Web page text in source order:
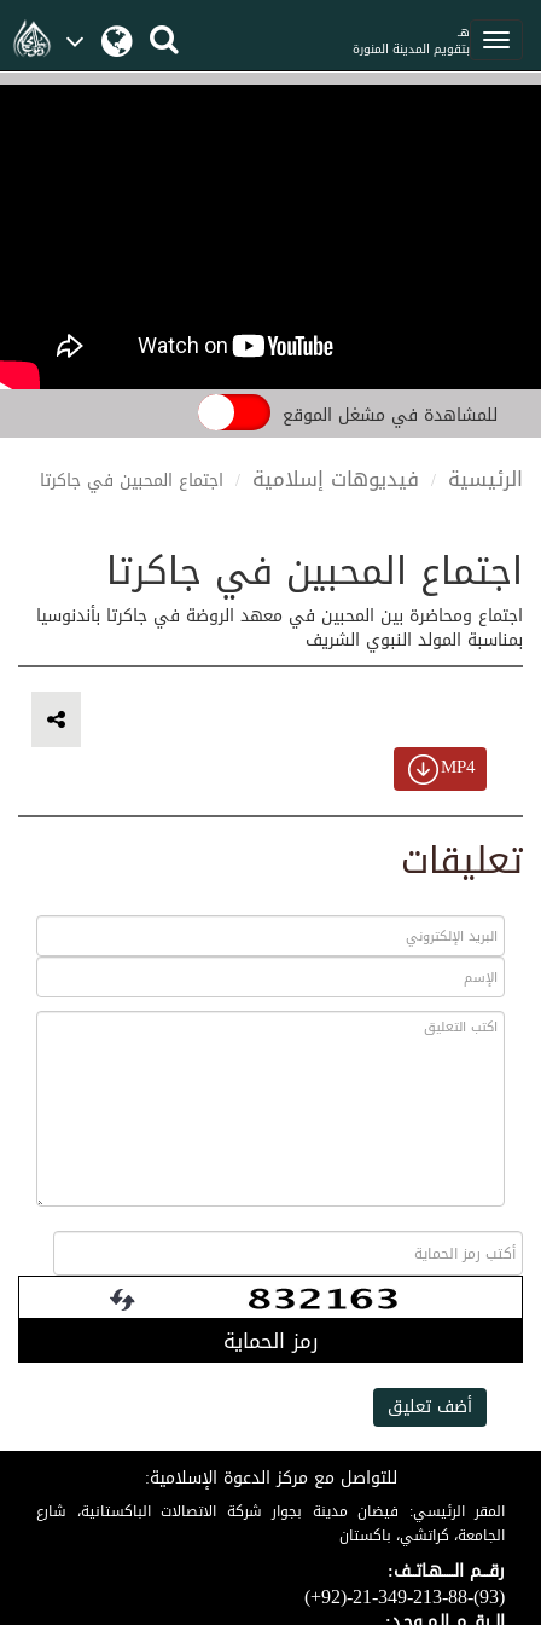
هـ
بتقويم المدينة المنورة
للمشاهدة في مشغل الموقع
الرئيسية فيديوهات إسلامية اجتماع المحبين في جاكرتا
اجتماع المحبين في جاكرتا
اجتماع ومحاضرة بين المحبين في معهد الروضة في جاكرتا بأندنوسيا
بمناسبة المولد النبوي الشريف
MP4
تعليقات
رمز الحماية
أضف تعليق
للتواصل مع مركز الدعوة الإسلامية:
المقر الرئيسي: فيضان مدينة بجوار شركة الاتصالات الباكستانية، شارع
الجامعة، كراتشي، باكستان
رقـــم الـــــهـاتــف:
(+92)-21-349-213-88-(93)